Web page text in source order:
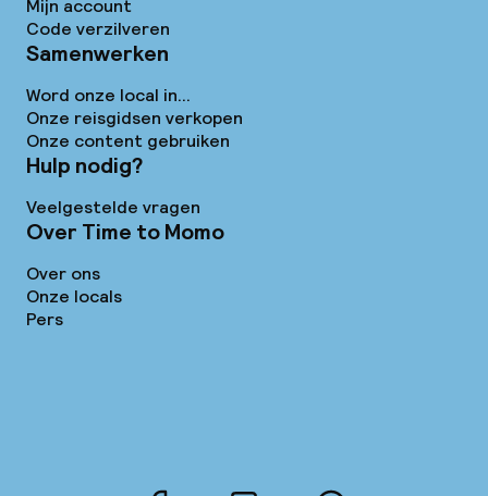
Mijn account
Code verzilveren
Samenwerken
Word onze local in...
Onze reisgidsen verkopen
Onze content gebruiken
Hulp nodig?
Veelgestelde vragen
Over Time to Momo
Over ons
Onze locals
Pers